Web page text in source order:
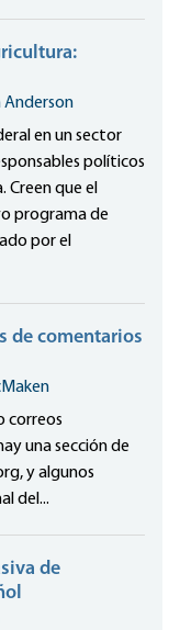
Anderson
en un sector
políticos
Creen que el
programa de
por el
de comentarios
correos
una sección de
y algunos
del...
de